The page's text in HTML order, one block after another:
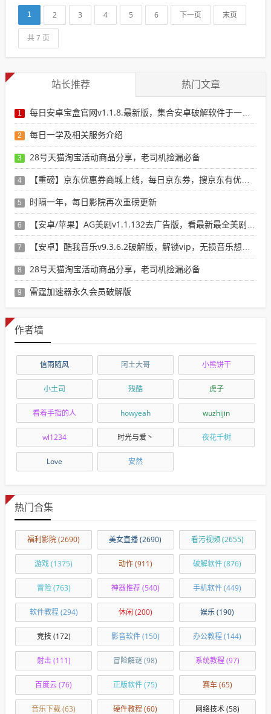
地图里面所有人都将会是我们的敌人，成为我们吃鸡
路上的障碍物哦，将之一一的...
1 2 3 4 5 6 下一页 末页
共 7 页
站长推荐 热门文章
1 每日安卓宝盒官网v1.1.8.最新版，集合安卓破解软件于一体，新增全网搜索引擎
2 每日一学及相关服务介绍
3 28号天猫淘宝活动商品分享，老司机捡漏必备
4 【重磅】京东优惠券商城上线，每日京东券，搜京东有优惠的商品
5 时隔一年，每日影院再次重磅更新
6 【安卓/苹果】AG美剧v1.1.132去广告版，看最新最全美剧选这个就行了！
7 【安卓】酷我音乐v9.3.6.2破解版，解锁vip，无损音乐想下就下！
8 28号天猫淘宝活动商品分享，老司机捡漏必备
9 雷霆加速器永久会员破解版
作者墙
信雨随风 阿土大哥 小熊饼干
小土司 残酷 虎子
看着手指的人 howyeah wuzhijin
wl1234 时光与爱丶 夜花千树
Love 安然
热门合集
福利影院(2690) 美女直播(2690) 看污视频(2655)
游戏(1375) 动作(911) 破解软件(876)
冒险(763) 神器推荐(540) 手机软件(449)
软件教程(294) 休闲 (200) 娱乐(190)
竞技(172) 影音软件(150) 办公教程(144)
射击(111) 冒险解谜(98) 系统教程(97)
百度云(76) 正版软件(75) 赛车(65)
音乐下载(63) 硬件教程(60) 网络技术(58)